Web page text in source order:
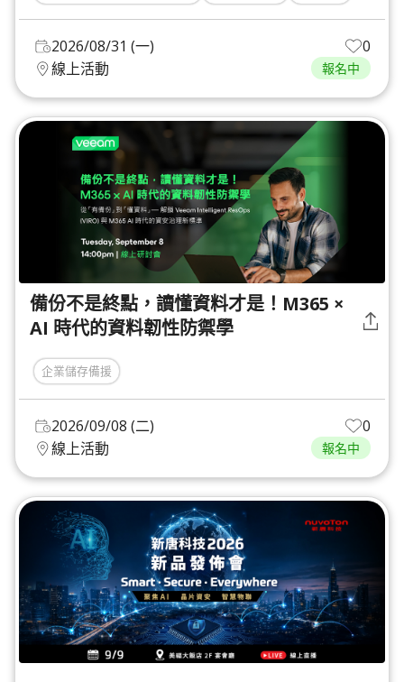
2026/08/31 (一)
0
線上活動
報名中
備份不是終點，讀懂資料才是！M365 ×
AI 時代的資料韌性防禦學
企業儲存備援
2026/09/08 (二)
0
線上活動
報名中